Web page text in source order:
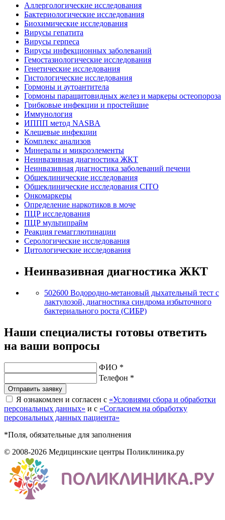
Аллергологические исследования
Бактериологические исследования
Биохимические исследования
Вирусы гепатита
Вирусы герпеса
Вирусы инфекционных заболеваний
Гемостазиологические исследования
Генетические исследования
Гистологические исследования
Гормоны и аутоантитела
Гормоны паращитовидных желез и маркеры остеопороза
Грибковые инфекции и простейшие
Иммунология
ИППП метод NASBA
Клещевые инфекции
Комплекс анализов
Минералы и микроэлементы
Неинвазивная диагностика ЖКТ
Неинвазивная диагностика заболеваний печени
Общеклинические исследования
Общеклинические исследования CITO
Онкомаркеры
Определение наркотиков в моче
ПЦР исследования
ПЦР мультипрайм
Реакция гемагглютинации
Серологические исследования
Цитологические исследования
Неинвазивная диагностика ЖКТ
502600 Водородно-метановый дыхательный тест с
лактулозой, диагностика синдрома избыточного
бактериального роста (СИБР)
Наши специалисты готовы ответить
на ваши вопросы
ФИО *
Телефон *
Отправить заявку
Я ознакомлен и согласен с «Условиями сбора и обработки
персональных данных» и с «Согласием на обработку
персональных данных пациента»
*Поля, обязательные для заполнения
© 2008-2026 Медицинские центры Поликлиника.ру